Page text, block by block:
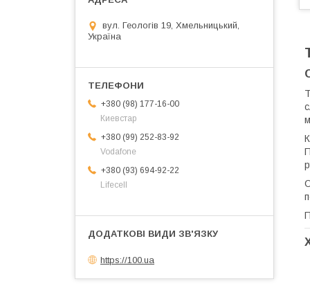
вул. Геологів 19, Хмельницький,
Україна
+380 (98) 177-16-00
Киевстар
+380 (99) 252-83-92
Vodafone
+380 (93) 694-92-22
Lifecell
https://100.ua